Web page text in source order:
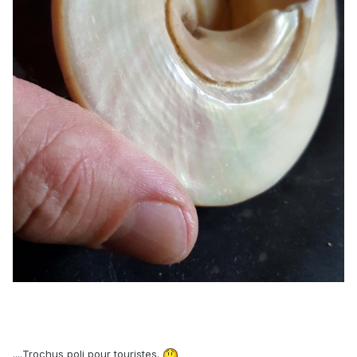
....Trochus poli pour touristes.